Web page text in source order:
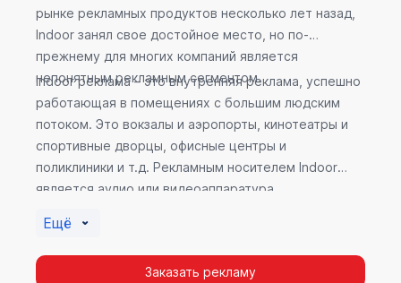
рынке рекламных продуктов несколько лет назад,
Indoor занял свое достойное место, но по-
прежнему для многих компаний является
непонятным рекламным сегментом.
Indoor реклама – это внутренняя реклама, успешно
работающая в помещениях с большим людским
потоком. Это вокзалы и аэропорты, кинотеатры и
спортивные дворцы, офисные центры и
поликлиники и т.д. Рекламным носителем Indoor
является аудио или видеоаппаратура,
эффективность приносит такой вид рекламы в
местах продаж, поскольку воздействие на
покупателя в момент выбора товара наиболее
Ещё
Заказать рекламу